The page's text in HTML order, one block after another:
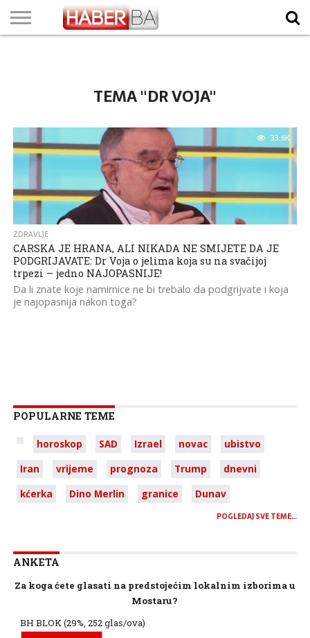
TEMA "DR VOJA"
33.6K
ZDRAVLJE
CARSKA JE HRANA, ALI NIKADA NE SMIJETE DA JE
PODGRIJAVATE: Dr Voja o jelima koja su na svačijoj
trpezi – jedno NAJOPASNIJE!
Da li znate koje namirnice ne bi trebalo da podgrijvate i koja
je najopasnija nakon toga?
POPULARNE TEME
horoskop SAD Izrael novac
ubistvo
Iran
vrijeme prognoza Trump
dnevni
kćerka
Dino Merlin granice Dunav
POGLEDAJ SVE TEME…
ANKETA
Za koga ćete glasati na predstojećim lokalnim izborima u
Mostaru?
BH BLOK(29%, 252 glas/ova)